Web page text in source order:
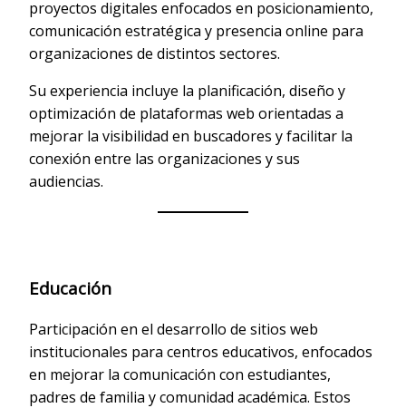
proyectos digitales enfocados en posicionamiento,
comunicación estratégica y presencia online para
organizaciones de distintos sectores.
Su experiencia incluye la planificación, diseño y
optimización de plataformas web orientadas a
mejorar la visibilidad en buscadores y facilitar la
conexión entre las organizaciones y sus
audiencias.
Educación
Participación en el desarrollo de sitios web
institucionales para centros educativos, enfocados
en mejorar la comunicación con estudiantes,
padres de familia y comunidad académica. Estos